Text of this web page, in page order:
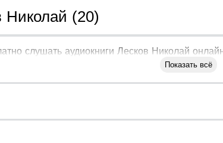
Николай (20)
слушать аудиокниги Лесков Николай
Показать всё